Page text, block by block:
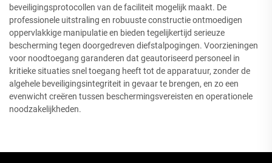
beveiligingsprotocollen van de faciliteit mogelijk maakt. De
professionele uitstraling en robuuste constructie ontmoedigen
oppervlakkige manipulatie en bieden tegelijkertijd serieuze
bescherming tegen doorgedreven diefstalpogingen. Voorzieningen
voor noodtoegang garanderen dat geautoriseerd personeel in
kritieke situaties snel toegang heeft tot de apparatuur, zonder de
algehele beveiligingsintegriteit in gevaar te brengen, en zo een
evenwicht creëren tussen beschermingsvereisten en operationele
noodzakelijkheden.